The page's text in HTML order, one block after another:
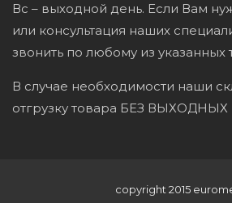
Вс – выходной день. Если Вам
или консультация наших
звонить по любому из указанных
В случае необходимости наши
отгрузку товара БЕЗ ВЫХОДНЫХ
copyright 2015